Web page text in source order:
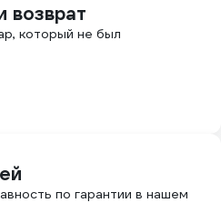
возврат
который не был
по гарантии в нашем